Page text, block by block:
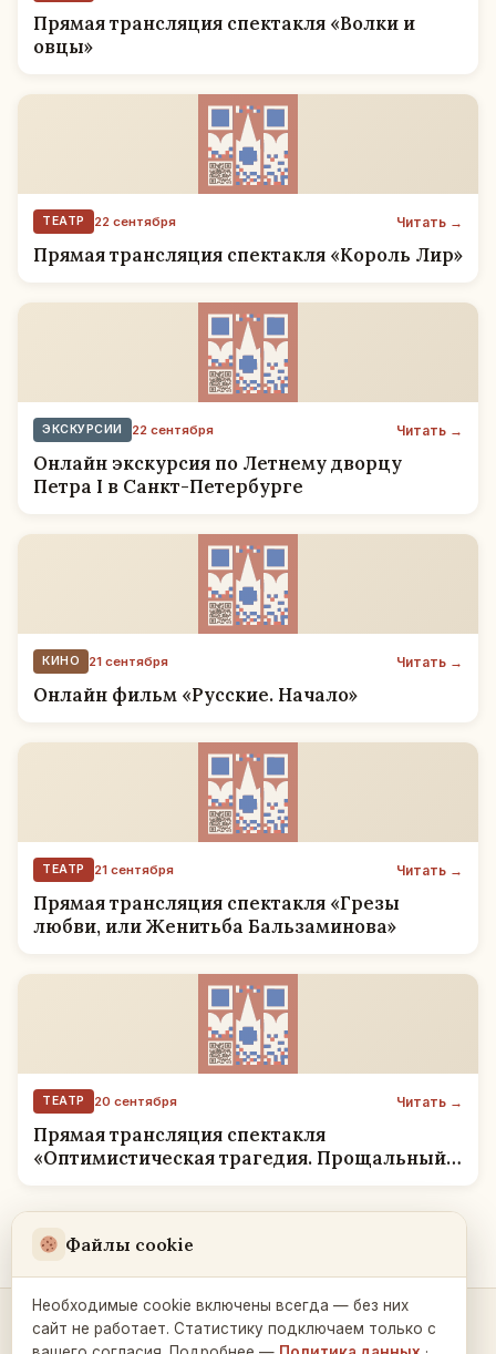
Прямая трансляция спектакля «Волки и
овцы»
ТЕАТР 22 сентября Читать →
Прямая трансляция спектакля «Король Лир»
ЭКСКУРСИИ 22 сентября Читать →
Онлайн экскурсия по Летнему дворцу
Петра I в Санкт-Петербурге
КИНО 21 сентября Читать →
Онлайн фильм «Русские. Начало»
ТЕАТР 21 сентября Читать →
Прямая трансляция спектакля «Грезы
любви, или Женитьба Бальзаминова»
ТЕАТР 20 сентября Читать →
Прямая трансляция спектакля
«Оптимистическая трагедия. Прощальный
бал»
Контакты и связь →
Файлы cookie
Необходимые cookie включены всегда — без них
сайт не работает. Статистику подключаем только с